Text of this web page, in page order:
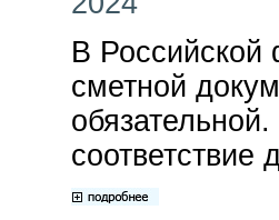
В Российской
сметной